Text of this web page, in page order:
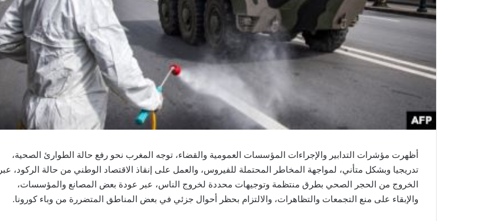
ن
ا
أظهرت مؤشرات التدابير والإجراءات المؤسسات العمومية والقضاء، توجه المغرب نحو رفع حالة الطوارئ الصحية،
تدريجيا وبشكل متأني، لمواجهة المخاطر المحتملة للفيروس، والعمل على إنقاذ الاقتصاد الوطني من حالة الركود، عبر
الخروج من الحجر الصحي بطرق منتظمة وتوجيهات محددة لخروج الناس، عبر عودة بعض المصانع والمؤسسات،
والإبقاء على منع التجمعات والتظاهرات، والالتزام بحظر أحوال جزئي في بعض المناطق المتضررة من وباء كورونا.